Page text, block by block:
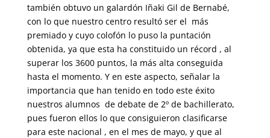
también obtuvo un galardón Iñaki Gil de Bernabé,
con lo que nuestro centro resultó ser el más
premiado y cuyo colofón lo puso la puntación
obtenida, ya que esta ha constituido un récord , al
superar los 3600 puntos, la más alta conseguida
hasta el momento. Y en este aspecto, señalar la
importancia que han tenido en todo este éxito
nuestros alumnos de debate de 2º de bachillerato,
pues fueron ellos lo que consiguieron clasificarse
para este nacional , en el mes de mayo, y que al